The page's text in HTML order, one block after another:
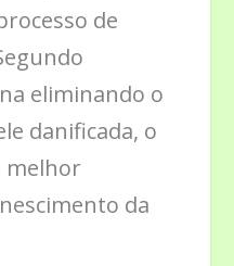
de
eliminando o
danificada, o
melhor
da